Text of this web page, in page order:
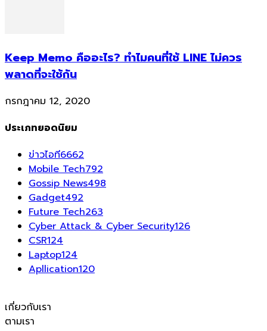
Keep Memo คืออะไร? ทำไมคนที่ใช้ LINE ไม่ควร
พลาดที่จะใช้กัน
กรกฎาคม 12, 2020
ประเภทยอดนิยม
ข่าวไอที6662
Mobile Tech792
Gossip News498
Gadget492
Future Tech263
Cyber Attack & Cyber Security126
CSR124
Laptop124
Apllication120
เกี่ยวกับเรา
ตามเรา